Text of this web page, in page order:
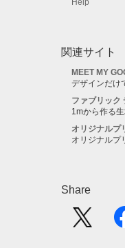
関連サイト
MEET MY
デザインだけ
ファブリック
1mから作る
オリジナルプ
オリジナルプ
Share